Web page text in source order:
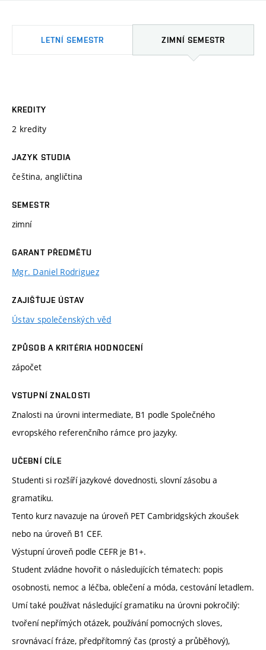
LETNÍ SEMESTR ZIMNÍ SEMESTR
KREDITY
2 kredity
JAZYK STUDIA
čeština, angličtina
SEMESTR
zimní
GARANT PŘEDMĚTU
Mgr. Daniel Rodriguez
ZAJIŠŤUJE ÚSTAV
Ústav společenských věd
ZPŮSOB A KRITÉRIA HODNOCENÍ
zápočet
VSTUPNÍ ZNALOSTI
Znalosti na úrovni intermediate, B1 podle Společného
evropského referenčního rámce pro jazyky.
UČEBNÍ CÍLE
Studenti si rozšíří jazykové dovednosti, slovní zásobu a
gramatiku.
Tento kurz navazuje na úroveň PET Cambridgských zkoušek
nebo na úroveň B1 CEF.
Výstupní úroveň podle CEFR je B1+.
Student zvládne hovořit o následujících tématech: popis
osobnosti, nemoc a léčba, oblečení a móda, cestování letadlem.
Umí také používat následující gramatiku na úrovni pokročilý:
tvoření nepřímých otázek, používání pomocných sloves,
srovnávací fráze, předpřítomný čas (prostý a průběhový),